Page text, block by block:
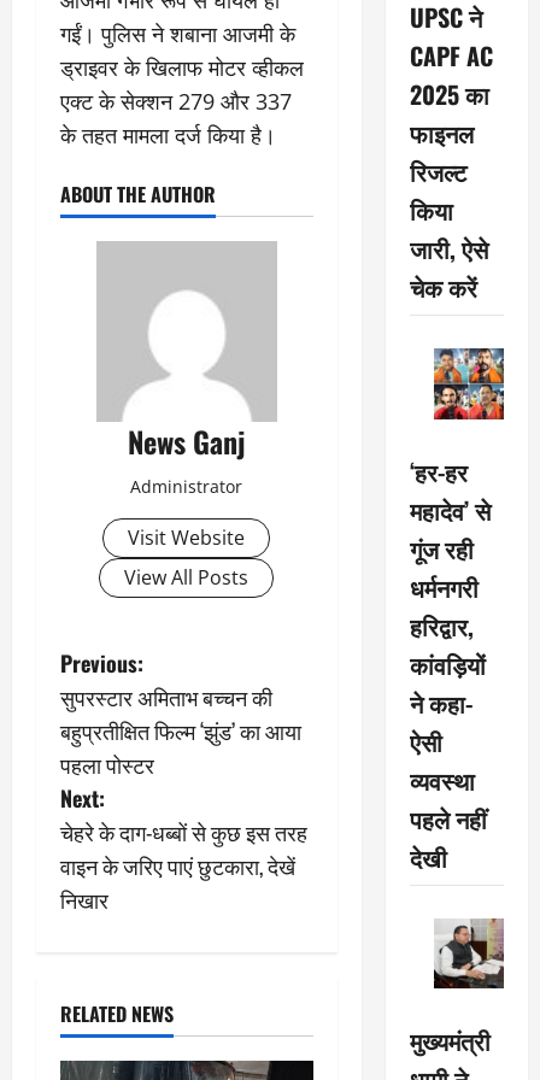
गईं। पुलिस ने शबाना आजमी के
ड्राइवर के खिलाफ मोटर व्हीकल
एक्ट के सेक्शन 279 और 337
के तहत मामला दर्ज किया है।
ABOUT THE AUTHOR
News Ganj
Administrator
Visit Website
View All Posts
P
o
s
t
n
a
i
Previous:
सुपरस्टार अमिताभ बच्चन की
बहुप्रतीक्षित फिल्म ‘झुंड’ का आया
पहला पोस्टर
Next:
चेहरे के दाग-धब्बों से कुछ इस तरह
वाइन के जरिए पाएं छुटकारा, देखें
निखार
RELATED NEWS
UPSC ने
CAPF AC
2025 का
फाइनल
रिजल्ट
किया
जारी, ऐसे
चेक करें
‘हर-हर
महादेव’ से
गूंज रही
धर्मनगरी
हरिद्वार,
कांवड़ियों
ने कहा-
ऐसी
व्यवस्था
पहले नहीं
देखी
मुख्यमंत्री